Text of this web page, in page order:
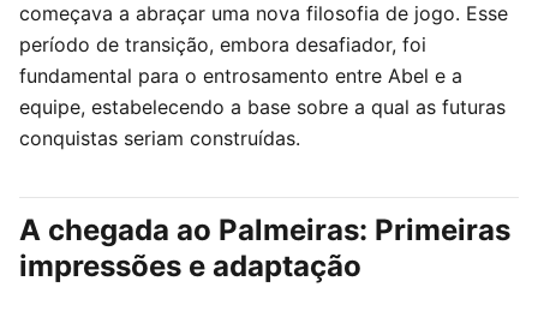
começava a abraçar uma nova filosofia de jogo. Esse
período de transição, embora desafiador, foi
fundamental para o entrosamento entre Abel e a
equipe, estabelecendo a base sobre a qual as futuras
conquistas seriam construídas.
A chegada ao Palmeiras: Primeiras
impressões e adaptação